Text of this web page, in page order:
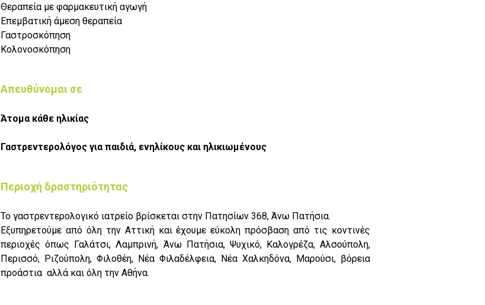
Θεραπεία με φαρμακευτική αγωγή
Επεμβατική άμεση θεραπεία
Γαστροσκόπηση
Κολονοσκόπηση
Απευθύνομαι σε
Άτομα κάθε ηλικίας
Γαστρεντερολόγος για παιδιά, ενηλίκους και ηλικιωμένους
Περιοχή δραστηριότητας
Το γαστρεντερολογικό ιατρείο βρίσκεται στην Πατησίων 368, Άνω Πατήσια.
Εξυπηρετούμε από όλη την Αττική και έχουμε εύκολη πρόσβαση από τις κοντινές
περιοχές όπως Γαλάτσι, Λαμπρινή, Άνω Πατήσια, Ψυχικό, Καλογρέζα, Αλσούπολη,
Περισσό, Ριζούπολη, Φιλοθέη, Νέα Φιλαδέλφεια, Νέα Χαλκηδόνα, Μαρούσι, βόρεια
προάστια αλλά και όλη την Αθήνα.